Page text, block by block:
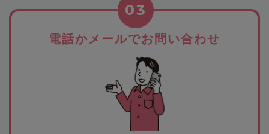
電話かメールでお問い合わせ
03